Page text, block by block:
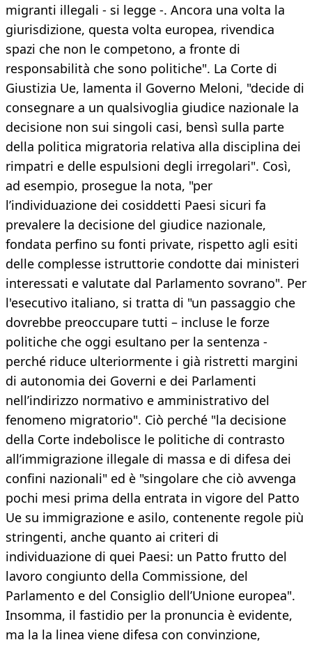
migranti illegali - si legge -. Ancora una volta la
giurisdizione, questa volta europea, rivendica
spazi che non le competono, a fronte di
responsabilità che sono politiche". La Corte di
Giustizia Ue, lamenta il Governo Meloni, "decide di
consegnare a un qualsivoglia giudice nazionale la
decisione non sui singoli casi, bensì sulla parte
della politica migratoria relativa alla disciplina dei
rimpatri e delle espulsioni degli irregolari". Così,
ad esempio, prosegue la nota, "per
l’individuazione dei cosiddetti Paesi sicuri fa
prevalere la decisione del giudice nazionale,
fondata perfino su fonti private, rispetto agli esiti
delle complesse istruttorie condotte dai ministeri
interessati e valutate dal Parlamento sovrano". Per
l'esecutivo italiano, si tratta di "un passaggio che
dovrebbe preoccupare tutti – incluse le forze
politiche che oggi esultano per la sentenza -
perché riduce ulteriormente i già ristretti margini
di autonomia dei Governi e dei Parlamenti
nell’indirizzo normativo e amministrativo del
fenomeno migratorio". Ciò perché "la decisione
della Corte indebolisce le politiche di contrasto
all’immigrazione illegale di massa e di difesa dei
confini nazionali" ed è "singolare che ciò avvenga
pochi mesi prima della entrata in vigore del Patto
Ue su immigrazione e asilo, contenente regole più
stringenti, anche quanto ai criteri di
individuazione di quei Paesi: un Patto frutto del
lavoro congiunto della Commissione, del
Parlamento e del Consiglio dell’Unione europea".
Insomma, il fastidio per la pronuncia è evidente,
ma la la linea viene difesa con convinzione,